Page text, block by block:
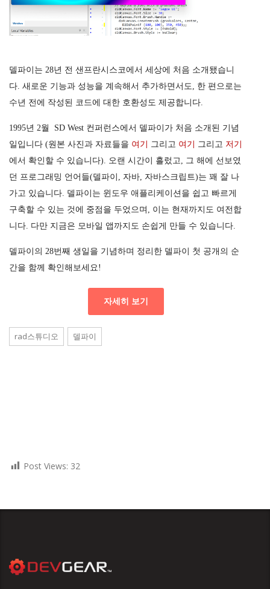
델파이는 28년 전 샌프란시스코에서 세상에 처음 소개됐습니
다. 새로운 기능과 성능을 계속해서 추가하면서도, 한 편으로는
수년 전에 작성된 코드에 대한 호환성도 제공합니다.
1995년 2월 SD West 컨퍼런스에서 델파이가 처음 소개된 기념
일입니다 (원본 사진과 자료들을 여기 그리고 여기 그리고 저기
에서 확인할 수 있습니다). 오랜 시간이 흘렀고, 그 해에 선보였
던 프로그래밍 언어들(델파이, 자바, 자바스크립트)는 꽤 잘 나
가고 있습니다. 델파이는 윈도우 애플리케이션을 쉽고 빠르게
구축할 수 있는 것에 중점을 두었으며, 이는 현재까지도 여전합
니다. 다만 지금은 모바일 앱까지도 손쉽게 만들 수 있습니다.
델파이의 28번째 생일을 기념하며 정리한 델파이 첫 공개의 순
간을 함께 확인해보세요!
자세히 보기
rad스튜디오 델파이
Post Views: 32